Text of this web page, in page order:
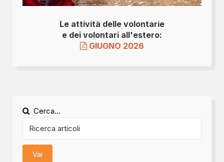
Le attività delle volontarie
e dei volontari all'estero:
GIUGNO 2026
Cerca...
Vai